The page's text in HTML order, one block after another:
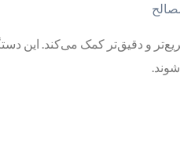
و دقیق‌تر کمک می‌کند. این